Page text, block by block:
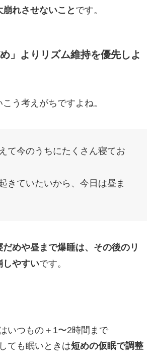
れさせないこと です。
」よりリズム維持を優先しよ
う考えがちですよね。
て今のうちにたくさん寝てお
きていたいから、今日は昼ま
だめや昼まで爆睡は、その後のリ
しやすいです。
いつもの＋1〜2時間まで
ても眠いときは短めの仮眠で調整